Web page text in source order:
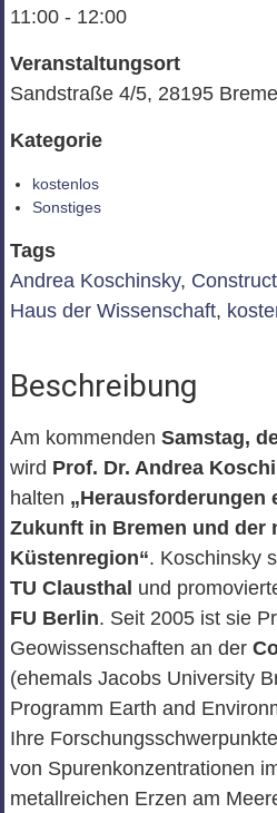
11:00 - 12:00
Veranstaltungsort
Sandstraße 4/5, 28195
Kategorie
kostenlos
Sonstiges
Tags
Andrea Koschinsky,
Haus der Wissenschaft,
Beschreibung
Am kommenden Samstag,
wird Prof. Dr. Andrea
halten „Herausforderungen
Zukunft in Bremen und der
Küstenregion“. Koschinsky
TU Clausthal und
FU Berlin. Seit 2005 ist sie
Geowissenschaften an der
(ehemals Jacobs University
Programm Earth and
Ihre
von Spurenkonzentrationen
metallreichen Erzen am